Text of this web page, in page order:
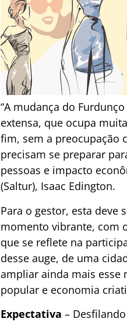
“A mudança do
extensa, que ocupa
fim, sem a preocupação
precisam se preparar
pessoas e impacto
(Saltur), Isaac Edington.
Para o gestor, esta deve
momento vibrante, com
que se reflete na
desse auge, de uma
ampliar ainda mais esse
popular e economia
Expectativa –